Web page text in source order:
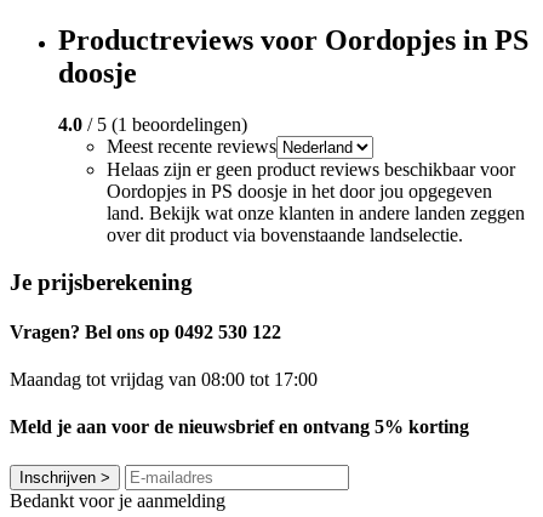
Productreviews voor Oordopjes in PS
doosje
4.0 / 5 (1 beoordelingen)
Meest recente reviews
Helaas zijn er geen product reviews beschikbaar voor
Oordopjes in PS doosje in het door jou opgegeven
land. Bekijk wat onze klanten in andere landen zeggen
over dit product via bovenstaande landselectie.
Je prijsberekening
Vragen? Bel ons op 0492 530 122
Maandag tot vrijdag van 08:00 tot 17:00
Meld je aan voor de nieuwsbrief en ontvang 5% korting
Inschrijven >
Bedankt voor je aanmelding